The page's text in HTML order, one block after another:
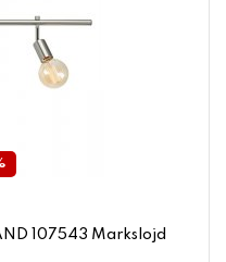
107543 Markslojd